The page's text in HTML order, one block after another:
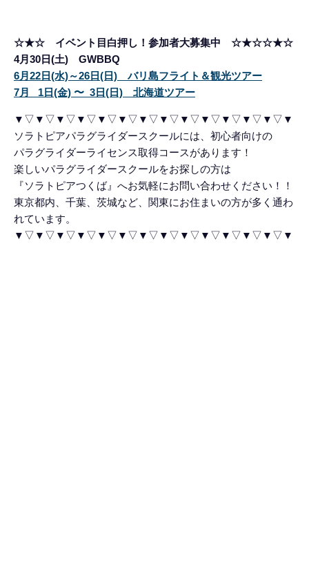
☆★☆ イベント目白押し！参加者大募集中 ☆★☆☆★☆
4月30日(土) GWBBQ
6月22日(水)～26日(日) バリ島フライト＆観光ツアー
7月 1日(金) 〜 3日(日) 北海道ツアー
▼▽▼▽▼▽▼▽▼▽▼▽▼▽▼▽▼▽▼▽▼▽▼▽▼▽▼
ソラトピアパラグライダースクールには、初心者向けの
パラグライダーライセンス取得コースがあります！
楽しいパラグライダースクールをお探しの方は
『ソラトピアつくば』へお気軽にお問い合わせください！！
東京都内、千葉、茨城など、関東にお住まいの方が多く通わ
れています。
▼▽▼▽▼▽▼▽▼▽▼▽▼▽▼▽▼▽▼▽▼▽▼▽▼▽▼